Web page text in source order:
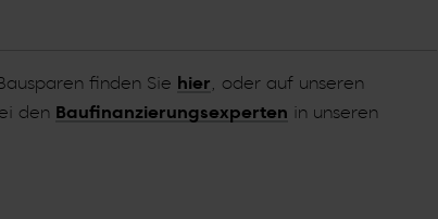
finden Sie hier, oder auf unseren
den Baufinanzierungsexperten in unseren